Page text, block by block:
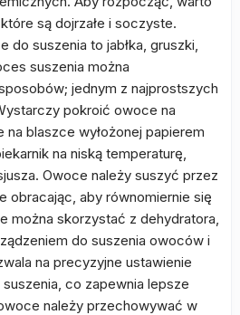
są dojrzałe i soczyste.
do suszenia to jabłka, gruszki,
suszenia można
jednym z najprostszych
pokroić owoce na
na blaszce wyłożonej papierem
na niską temperaturę,
Owoce należy suszyć przez
obracając, aby równomiernie się
można skorzystać z dehydratora,
do suszenia owoców i
na precyzyjne ustawienie
co zapewnia lepsze
należy przechowywać w